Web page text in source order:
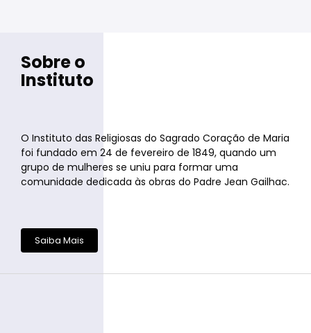
Sobre o
Instituto
O Instituto das Religiosas do Sagrado Coração de Maria
foi fundado em 24 de fevereiro de 1849, quando um
grupo de mulheres se uniu para formar uma
comunidade dedicada às obras do Padre Jean Gailhac.
Saiba Mais